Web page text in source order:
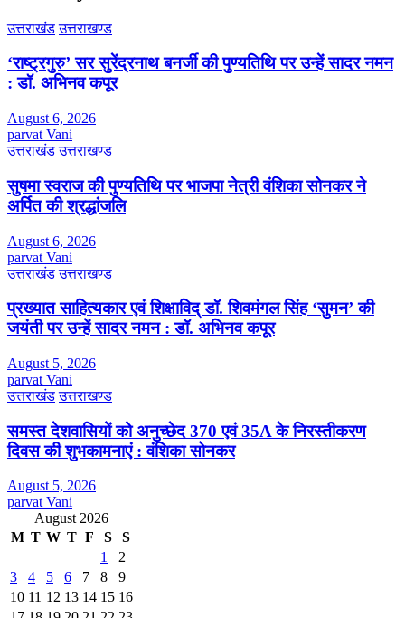
उत्तराखंड उत्तराखण्ड
‘राष्ट्रगुरु’ सर सुरेंद्रनाथ बनर्जी की पुण्यतिथि पर उन्हें सादर नमन
: डॉ. अभिनव कपूर
August 6, 2026
parvat Vani
उत्तराखंड उत्तराखण्ड
सुषमा स्वराज की पुण्यतिथि पर भाजपा नेत्री वंशिका सोनकर ने
अर्पित की श्रद्धांजलि
August 6, 2026
parvat Vani
उत्तराखंड उत्तराखण्ड
प्रख्यात साहित्यकार एवं शिक्षाविद् डॉ. शिवमंगल सिंह ‘सुमन’ की
जयंती पर उन्हें सादर नमन : डॉ. अभिनव कपूर
August 5, 2026
parvat Vani
उत्तराखंड उत्तराखण्ड
समस्त देशवासियों को अनुच्छेद 370 एवं 35A के निरस्तीकरण
दिवस की शुभकामनाएं : वंशिका सोनकर
August 5, 2026
parvat Vani
August 2026
M T W T F S
S
1
2
3
4 5 6 7 8
9
10 11 12 13 14 15 16